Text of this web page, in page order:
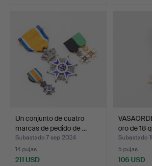
Un conjunto de cuatro
marcas de pedido de …
Subastado 7 sep 2024
14 pujas
211 USD
oro de 18
Subastado
5 pujas
106 USD